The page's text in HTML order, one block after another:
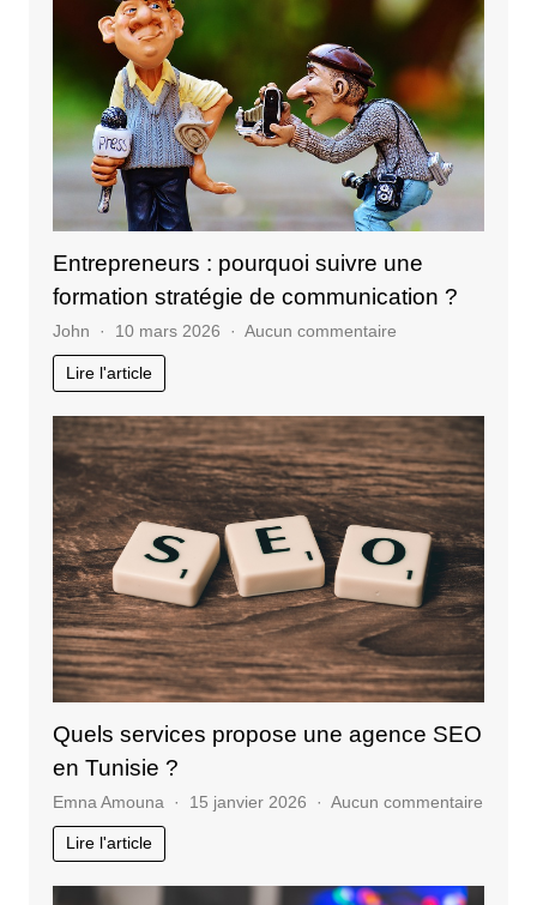
marketing
moderne
Entrepreneurs : pourquoi suivre une
formation stratégie de communication ?
John 10 mars 2026 Aucun commentairesur
pourquoi
suivre
une
formation
stratégie
de
communication
?
Lire l'article
Quels services propose une agence SEO
en Tunisie ?
Emna Amouna 15 janvier 2026 Aucun commentairesur
Lire l'article